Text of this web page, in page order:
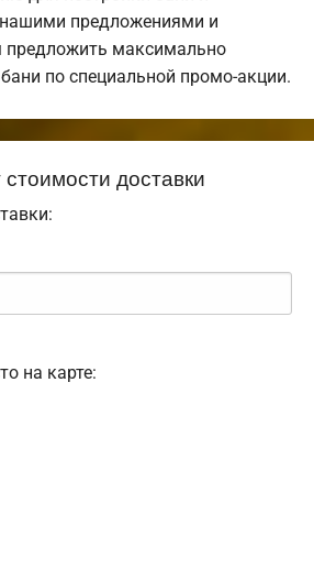
нашими предложениями и
максимально
по специальной промо-акции.
доставки
на карте: